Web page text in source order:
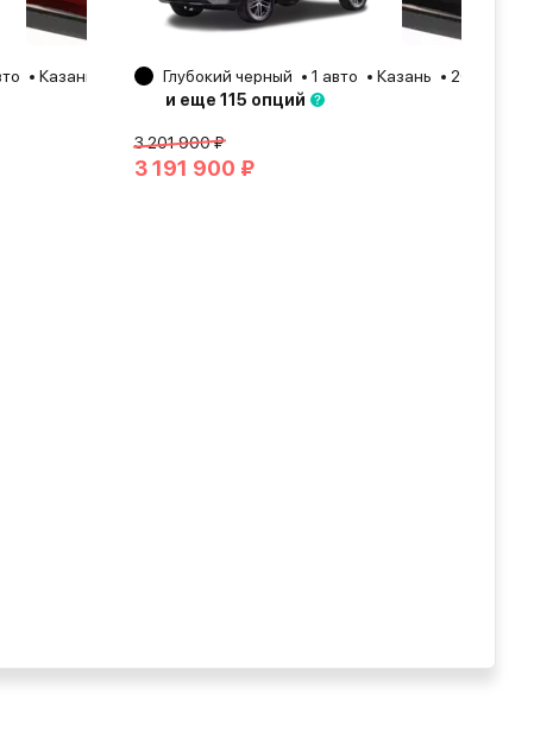
Казань
2025 Глубокий черный 1 авто Казань
2025
и еще 115 опций
3 201 900 ₽
3 191 900 ₽